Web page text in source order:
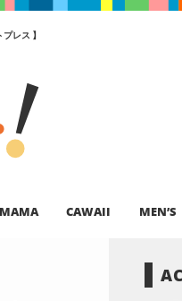
レス 】
MAMA CAWAII MEN’S